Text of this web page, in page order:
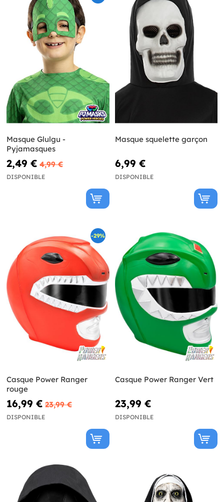
Masque Glulgu -
Pyjamasques
2,49 € 4,99 €
DISPONIBLE
Masque squelette garçon
6,99 €
DISPONIBLE
-29%
Casque Power Ranger
rouge
16,99 € 23,99 €
DISPONIBLE
Casque Power Ranger Vert
23,99 €
DISPONIBLE